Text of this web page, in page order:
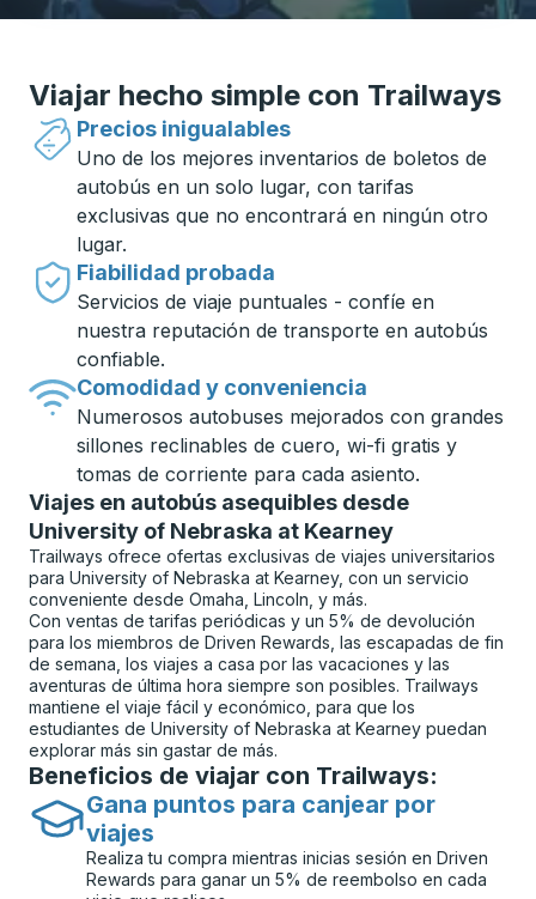
Viajar hecho simple con Trailways
Precios inigualables
Uno de los mejores inventarios de boletos de
autobús en un solo lugar, con tarifas
exclusivas que no encontrará en ningún otro
lugar.
Fiabilidad probada
Servicios de viaje puntuales - confíe en
nuestra reputación de transporte en autobús
confiable.
Comodidad y conveniencia
Numerosos autobuses mejorados con grandes
sillones reclinables de cuero, wi-fi gratis y
tomas de corriente para cada asiento.
Viajes en autobús asequibles desde
University of Nebraska at Kearney
Trailways ofrece ofertas exclusivas de viajes universitarios
para University of Nebraska at Kearney, con un servicio
conveniente desde Omaha, Lincoln, y más.
Con ventas de tarifas periódicas y un 5% de devolución
para los miembros de Driven Rewards, las escapadas de fin
de semana, los viajes a casa por las vacaciones y las
aventuras de última hora siempre son posibles. Trailways
mantiene el viaje fácil y económico, para que los
estudiantes de University of Nebraska at Kearney puedan
explorar más sin gastar de más.
Beneficios de viajar con Trailways:
Gana puntos para canjear por
viajes
Realiza tu compra mientras inicias sesión en Driven
Rewards para ganar un 5% de reembolso en cada